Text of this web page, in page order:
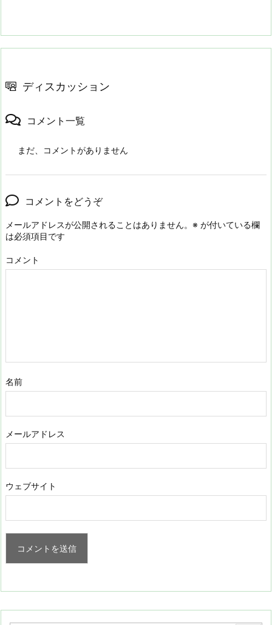
ディスカッション
コメント一覧
まだ、コメントがありません
コメントをどうぞ
メールアドレスが公開されることはありません。 ※ が付いている欄
は必須項目です
コメント
名前
メールアドレス
ウェブサイト